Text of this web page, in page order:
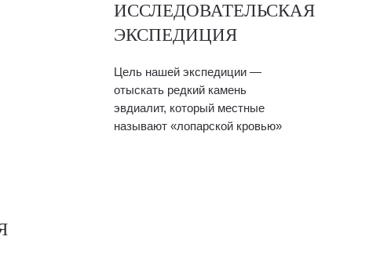
ИССЛЕДОВАТЕЛЬСКАЯ
ЭКСПЕДИЦИЯ
Цель нашей экспедиции —
отыскать редкий камень
эвдиалит, который местные
называют «лопарской кровью»